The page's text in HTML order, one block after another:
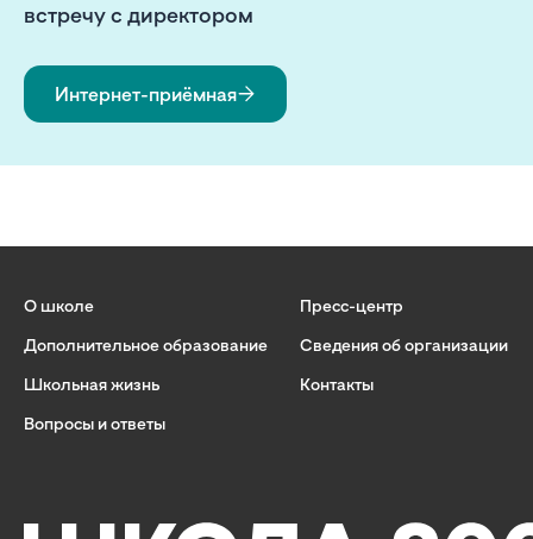
встречу с директором
Интернет-приёмная
О школе
Дополнительное образование
Школьная жизнь
Вопросы и ответы
Пресс-центр
Сведения об организации
Контакты